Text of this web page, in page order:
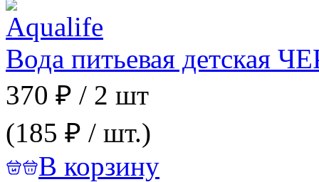
Вода питьевая детская
370 ₽ / 2 шт
(185 ₽ / шт.)
В корзину